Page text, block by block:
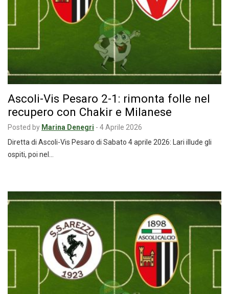
Ascoli-Vis Pesaro 2-1: rimonta folle nel
recupero con Chakir e Milanese
Posted by Marina Denegri - 4 Aprile 2026
Diretta di Ascoli-Vis Pesaro di Sabato 4 aprile 2026: Lari illude gli
ospiti, poi nel…